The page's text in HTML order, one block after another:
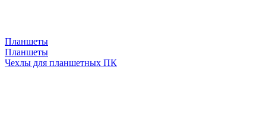
Планшеты
Планшеты
Чехлы для планшетных ПК